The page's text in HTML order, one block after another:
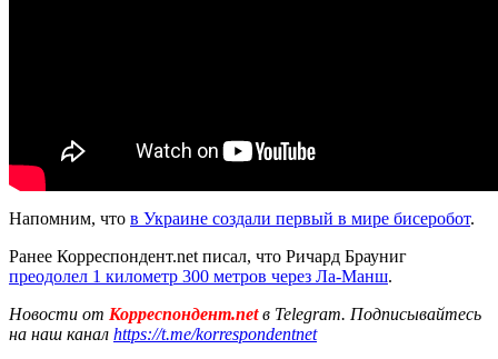
Напомним, что в Украине создали первый в мире бисеробот.
Ранее Корреспондент.net писал, что Ричард Брауниг
преодолел 1 километр 300 метров через Ла-Манш.
Новости от Корреспондент.netв Telegram. Подписывайтесь
на наш канал https://t.me/korrespondentnet